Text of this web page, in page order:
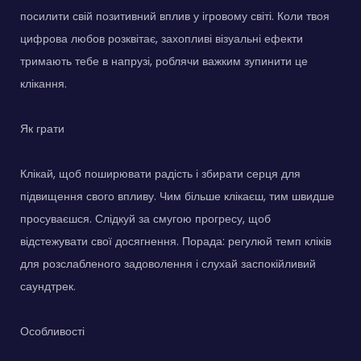
посилити свій позитивний вплив у ігровому світі. Коли твоя
цифрова любов розквітає, захопливі візуальні ефекти
тримають тебе в напрузі, роблячи важким зупинити це
клікання.
Як грати
Клікай, щоб поширювати радість і збирати серця для
підвищення свого впливу. Чим більше клікаєш, тим швидше
просуваєшся. Слідкуй за смугою прогресу, щоб
відстежувати свої досягнення. Порада: регулюй темп кліків
для розслабленого задоволення і слухай заспокійливий
саундтрек.
Особливості